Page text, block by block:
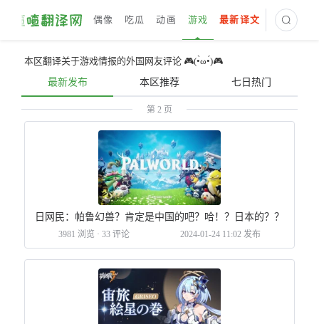
偶像 吃瓜 动画 游戏 最新译文
本区翻译关于游戏情报的外国网友评论 🎮(•̀ω•́)🎮
最新发布
本区推荐 七日热门
第 2 页
日网民：帕鲁幻兽？肯定是中国的吧？哈！？日本的？？
2024-01-24 11:02 发布
3981 浏览 ·33 评论